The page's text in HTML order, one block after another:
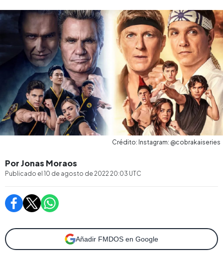
Crédito: Instagram: @cobrakaiseries
Por Jonas Moraos
Publicado el 10 de agosto de 2022 20:03 UTC
Añadir FMDOS en Google